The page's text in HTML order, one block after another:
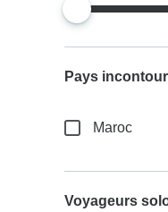
Pays
Maroc
Voyageurs